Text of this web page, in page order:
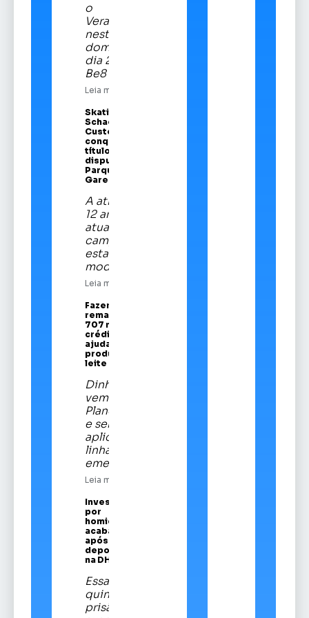
o
Veranópolis
neste
domingo,
dia 21, na
Be8 Arena
Leia mais
Skatista Alice
Schaeffer
Custódio
conquista
título em
disputa no
Parque da
Gare
A atleta de
12 anos é a
atual
campeã
estadual da
modalidade
Leia mais
Fazenda
remaneja R$
707 mi em
crédito para
ajudar
produtores de
leite
Dinheiro
vem do
Plano Safra
e será
aplicado em
linha
emergencial
Leia mais
Investigado
por
homicídios
acaba preso
após prestar
depoimento
na DHPP
Essa é a
quinta
prisão de